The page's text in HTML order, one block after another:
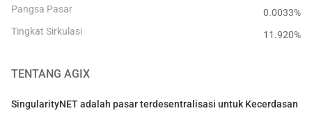
Pangsa Pasar
0.0033%
Tingkat Sirkulasi
11.920%
TENTANG AGIX
SingularityNET adalah pasar terdesentralisasi untuk Kecerdasan